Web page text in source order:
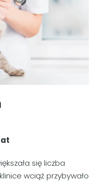
się liczba
wciąż przybywało